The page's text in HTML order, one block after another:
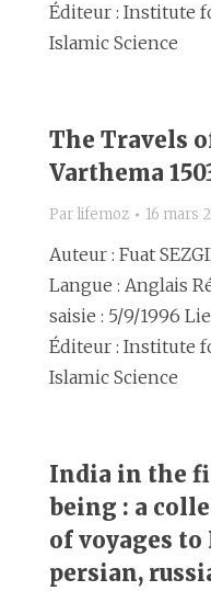
Éditeur : Institute
Islamic Science
The Travels
Varthema
Par lifemoz 16 mars
Auteur : Fuat
Langue : Anglais
saisie : 5/9/1996
Éditeur : Institute
Islamic Science
India in the
being : a
of voyages
persian,